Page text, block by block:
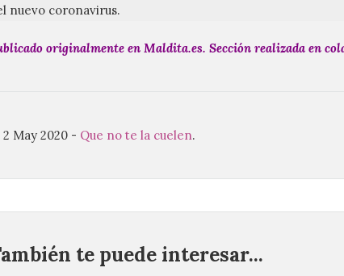
nuevo coronavirus.
originalmente en Maldita.es. Sección realizada en
2 May 2020 - Que no te la cuelen.
te puede interesar...